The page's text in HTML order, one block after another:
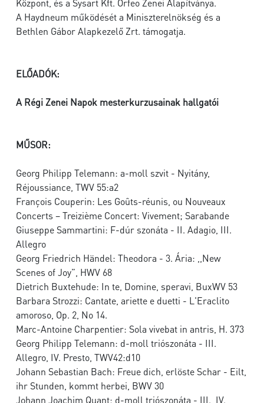
Központ, és a Sysart Kft. Orfeo Zenei Alapítványa.
A Haydneum működését a Miniszterelnökség és a
Bethlen Gábor Alapkezelő Zrt. támogatja.
ELŐADÓK:
A Régi Zenei Napok mesterkurzusainak hallgatói
MŰSOR:
Georg Philipp Telemann: a-moll szvit - Nyitány,
Réjoussiance, TWV 55:a2
François Couperin: Les Goûts-réunis, ou Nouveaux
Concerts – Treizième Concert: Vivement; Sarabande
Giuseppe Sammartini: F-dúr szonáta - II. Adagio, III.
Allegro
Georg Friedrich Händel: Theodora - 3. Ária: ,,New
Scenes of Joy”, HWV 68
Dietrich Buxtehude: In te, Domine, speravi, BuxWV 53
Barbara Strozzi: Cantate, ariette e duetti - L'Eraclito
amoroso, Op. 2, No 14.
Marc-Antoine Charpentier: Sola vivebat in antris, H. 373
Georg Philipp Telemann: d-moll triószonáta - III.
Allegro, IV. Presto, TWV42:d10
Johann Sebastian Bach: Freue dich, erlöste Schar - Eilt,
ihr Stunden, kommt herbei, BWV 30
Johann Joachim Quant: d-moll triószonáta - III., IV.